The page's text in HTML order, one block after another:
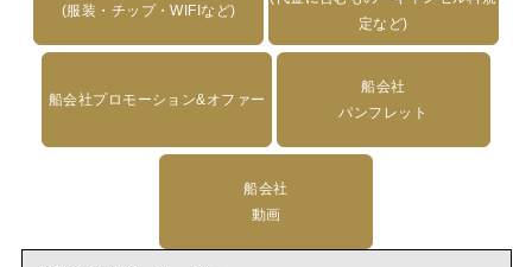
(服装・チップ・WIFIなど)
定など)
船会社プロモーション&オファー
船会社
パンフレット
船会社
動画